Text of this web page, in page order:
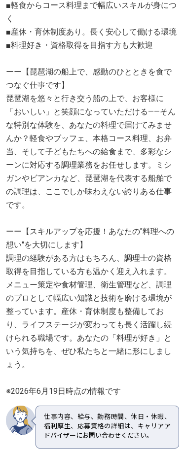
■軽食からコース料理まで幅広いスキルが身につ
く
■産休・育休制度あり。長く安心して働ける環境
■料理好き・資格取得を目指す方も大歓迎
ーー【琵琶湖の船上で、感動のひとときを食で
つなぐ仕事です】
琵琶湖を悠々と行き交う船の上で、お客様に
「おいしい」と笑顔になっていただける——そん
な特別な体験を、あなたの料理で届けてみませ
んか？軽食やブッフェ、本格コース料理、お弁
当、そして子どもたちへの給食まで、多彩なシ
ーンに対応する調理業務をお任せします。ミシ
ガンやビアンカなど、琵琶湖を代表する船舶で
の調理は、ここでしか味わえない誇りある仕事
です。
ーー【スキルアップを応援！あなたの"料理への
想い"を大切にします】
調理の経験がある方はもちろん、調理士の資格
取得を目指している方も温かく迎え入れます。
メニュー策定や食材管理、衛生管理など、調理
のプロとして幅広い知識と技術を磨ける環境が
整っています。産休・育休制度も整備してお
り、ライフステージが変わっても長く活躍し続
けられる職場です。あなたの「料理が好き」と
いう気持ちを、ぜひ私たちと一緒に形にしまし
ょう。
※2026年6月19日時点の情報です
仕事内容、給与、勤務時間、休日・休暇、
福利厚生、応募資格の詳細は、キャリアア
ドバイザーにお問い合わせください。